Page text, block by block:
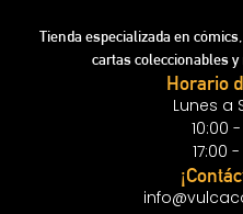
Tienda especializada en
cartas coleccionables
Horario
Lunes a
10:00
17:00 -